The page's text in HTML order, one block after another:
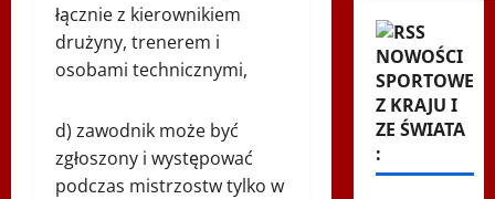
łącznie z kierownikiem
drużyny, trenerem i
osobami technicznymi,
d) zawodnik może być
zgłoszony i występować
podczas mistrzostw tylko w
NOWOŚCI
SPORTOWE
Z KRAJU I
ZE ŚWIATA
: